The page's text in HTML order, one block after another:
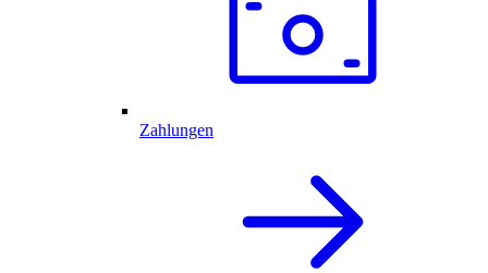
Zahlungen